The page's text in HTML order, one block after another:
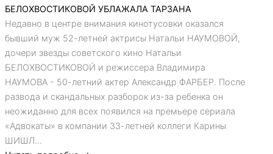
БЕЛОХВОСТИКОВОЙ УБЛАЖАЛА ТАРЗАНА
Недавно в центре внимания кинотусовки оказался
бывший муж 52-летней актрисы Натальи НАУМОВОЙ,
дочери звезды советского кино Натальи
БЕЛОХВОСТИКОВОЙ и режиссера Владимира
НАУМОВА - 50-летний актер Александр ФАРБЕР. После
развода и скандальных разборок из-за ребенка он
неожиданно для всех появился на премьере сериала
«Адвокаты» в компании 33-летней коллеги Карины
ШИШЛ...